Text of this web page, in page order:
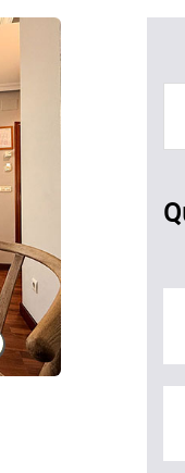
Hotel
Verdemar